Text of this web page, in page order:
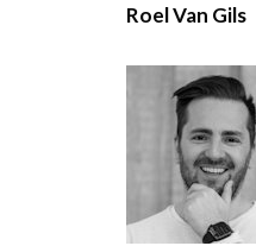
Roel Van Gils